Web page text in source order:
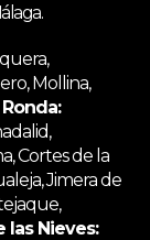
Mollina,
Cortes de la
Jimera de
las Nieves: